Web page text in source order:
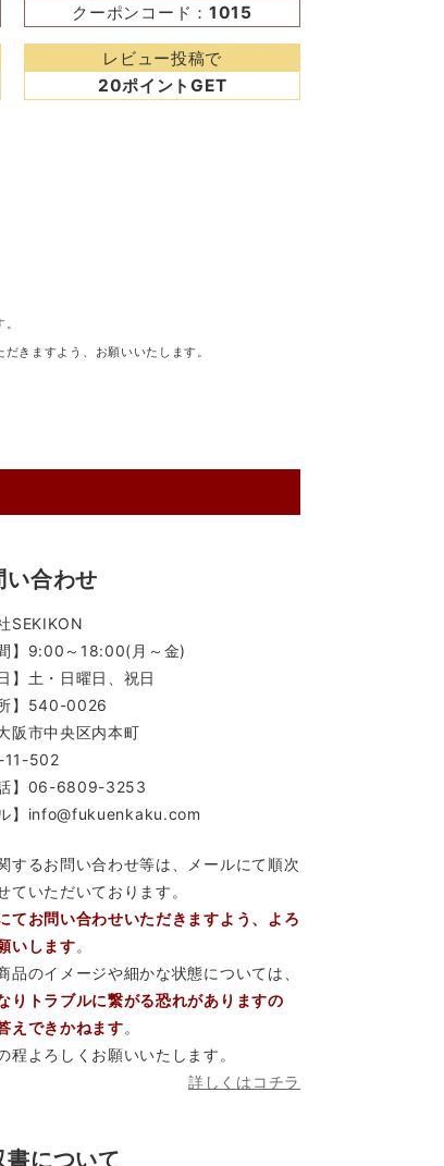
クーポンコード： 1015
レビュー投稿で
20ポイントGET
きますよう、お願いいたします。
い合わせ
SEKIKON
】9:00～18:00(月～金)
】土・日曜日、祝日
】540-0026
阪市中央区内本町
11-502
】06-6809-3253
ル】info@fukuenkaku.com
するお問い合わせ等は、メールにて順次
ていただいております。
てお問い合わせいただきますよう、よろ
いします。
品のイメージや細かな状態については、
りトラブルに繋がる恐れがありますの
えできかねます。
程よろしくお願いいたします。
詳しくはコチラ
書について